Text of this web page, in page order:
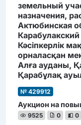
земельный
назначения,
Актюбинская
Кәсіпкерлік
орналасқан
Алға ауданы,
Қарабұлақ
№ 429912
Аукцион на
9525 0 0